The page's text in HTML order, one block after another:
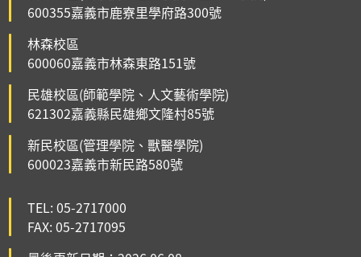
600355嘉義市鹿寮里學府路300號
林森校區
600060嘉義市林森東路151號
民雄校區(師範學院、人文藝術學院)
621302嘉義縣民雄鄉文隆村85號
新民校區(管理學院、獸醫學院)
600023嘉義市新民路580號
TEL: 05-2717000
FAX: 05-2717095